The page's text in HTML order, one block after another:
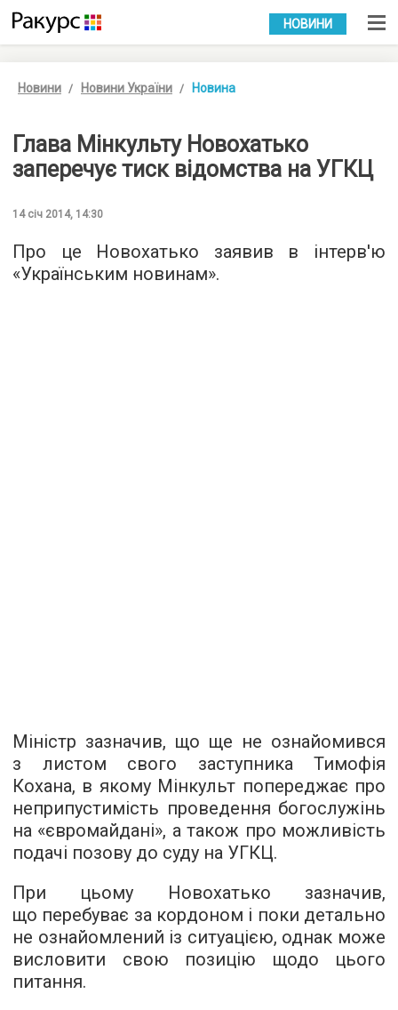
УКР РУС
НОВИНИ
Новини Новини України Новина
Глава Мінкульту Новохатько
заперечує тиск відомства на УГКЦ
14 січ 2014, 14:30
Про це Новохатько заявив в інтерв'ю
«Українським новинам».
Міністр зазначив, що ще не ознайомився
з листом свого заступника Тимофія
Кохана, в якому Мінкульт попереджає про
неприпустимість проведення богослужінь
на «євромайдані», а також про можливість
подачі позову до суду на УГКЦ.
При цьому Новохатько зазначив,
що перебуває за кордоном і поки детально
не ознайомлений із ситуацією, однак може
висловити свою позицію щодо цього
питання.